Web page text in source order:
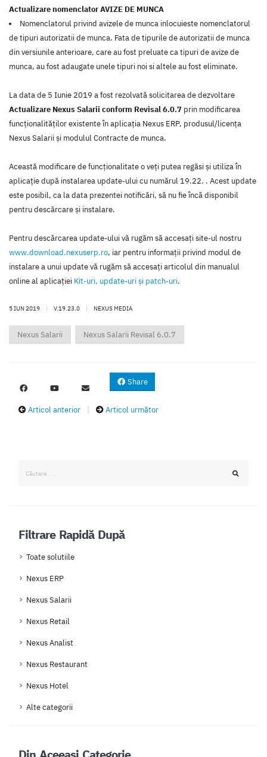
Actualizare nomenclator AVIZE DE MUNCA
Nomenclatorul privind avizele de munca inlocuieste nomenclatorul
de tipuri autorizatii de munca. Fata de tipurile de autorizatii de munca
din versiunile anterioare, care au fost preluate ca tipuri de avize de
munca, au fost adaugate unele tipuri noi si altele au fost eliminate.
La data de 5 Iunie 2019 a fost rezolvată solicitarea de dezvoltare
Actualizare Nexus Salarii conform Revisal 6.0.7 prin modificarea
funcţionalităţilor existente în aplicaţia Nexus ERP, produsul/licenţa
Nexus Salarii şi modulul Contracte de munca.
Această modificare de funcţionalitate o veţi putea regăsi şi utiliza în
aplicaţie după instalarea update-ului cu numărul 19.22. . Acest update
este posibil, ca la data prezentei notificări, să nu fie încă disponibil
pentru descărcare şi instalare.
Pentru descărcarea update-ului vă rugăm să accesaţi site-ul nostru
www.download.nexuserp.ro, iar pentru informaţii privind modul de
instalare a unui update vă rugăm să accesaţi articolul din manualul
online al aplicaţiei Kit-uri, update-uri şi patch-uri.
5 IUN 2019 | V.19.23.0 | NEXUS MEDIA
Nexus Salarii Nexus Salarii Revisal 6.0.7
Share
Articol anterior Articol următor
Filtrare Rapidă După
Toate solutiile
Nexus ERP
Nexus Salarii
Nexus Retail
Nexus Analist
Nexus Restaurant
Nexus Hotel
Alte categorii